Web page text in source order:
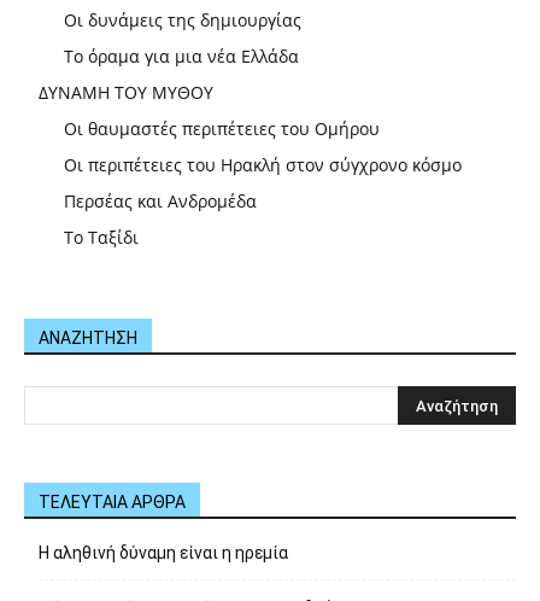
Οι δυνάμεις της δημιουργίας
Το όραμα για μια νέα Ελλάδα
ΔΥΝΑΜΗ ΤΟΥ ΜΥΘΟΥ
Οι θαυμαστές περιπέτειες του Ομήρου
Οι περιπέτειες του Ηρακλή στον σύγχρονο κόσμο
Περσέας και Ανδρομέδα
Το Ταξίδι
ΑΝΑΖΗΤΗΣΗ
ΤΕΛΕΥΤΑΙΑ ΑΡΘΡΑ
Η αληθινή δύναμη είναι η ηρεμία